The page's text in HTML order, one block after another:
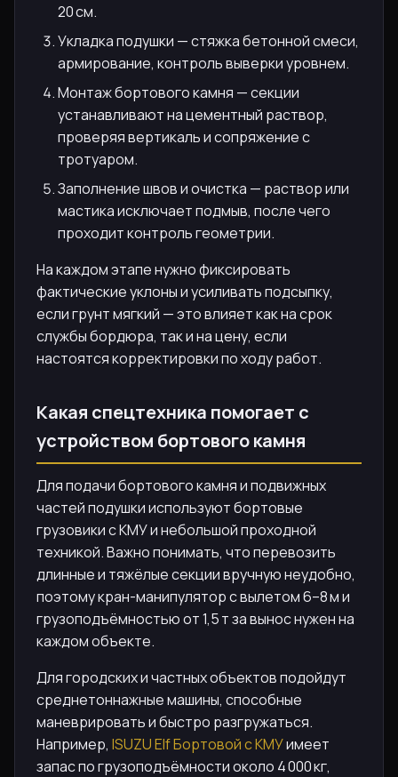
20 см.
Укладка подушки — стяжка бетонной смеси,
армирование, контроль выверки уровнем.
Монтаж бортового камня — секции
устанавливают на цементный раствор,
проверяя вертикаль и сопряжение с
тротуаром.
Заполнение швов и очистка — раствор или
мастика исключает подмыв, после чего
проходит контроль геометрии.
На каждом этапе нужно фиксировать
фактические уклоны и усиливать подсыпку,
если грунт мягкий — это влияет как на срок
службы бордюра, так и на цену, если
настоятся корректировки по ходу работ.
Какая спецтехника помогает с
устройством бортового камня
Для подачи бортового камня и подвижных
частей подушки используют бортовые
грузовики с КМУ и небольшой проходной
техникой. Важно понимать, что перевозить
длинные и тяжёлые секции вручную неудобно,
поэтому кран-манипулятор с вылетом 6–8 м и
грузоподъёмностью от 1,5 т за вынос нужен на
каждом объекте.
Для городских и частных объектов подойдут
среднетоннажные машины, способные
маневрировать и быстро разгружаться.
Например, ISUZU Elf Бортовой с КМУимеет
запас по грузоподъёмности около 4 000 кг,